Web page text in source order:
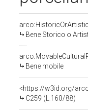
Bene Storico o
Bene mobile
<https://w3id.org/
C259 (L.160/88)